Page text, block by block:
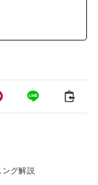
グ解説